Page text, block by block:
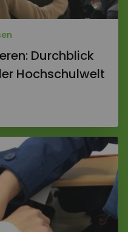
Durchblick
Hochschulwelt